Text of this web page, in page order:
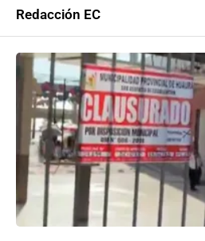
Redacción EC